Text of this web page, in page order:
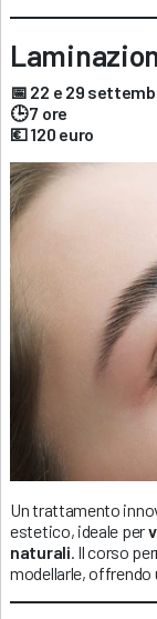
📅 22 e 29
🕒 7 ore
💶 120 euro
Un trattamento
estetico, ideale per
naturali. Il corso
modellarle,